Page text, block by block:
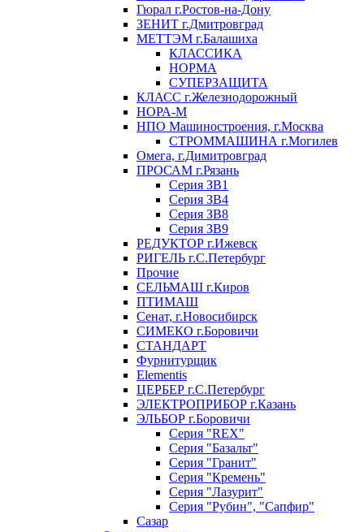
Гюрал г.Ростов-на-Дону
ЗЕНИТ г.Дмитровград
МЕТТЭМ г.Балашиха
КЛАССИКА
НОРМА
СУПЕРЗАЩИТА
КЛАСС г.Железнодорожный
НОРА-М
НПО Машиностроения, г.Москва
СТРОММАШИНА г.Могилев
Омега, г.Димитровград
ПРОСАМ г.Рязань
Серия ЗВ1
Серия ЗВ4
Серия ЗВ8
Серия ЗВ9
РЕДУКТОР г.Ижевск
РИГЕЛЬ г.С.Петербург
Прочие
СЕЛЬМАШ г.Киров
ПТИМАШ
Сенат, г.Новосибирск
СИМЕКО г.Боровичи
СТАНДАРТ
Фурнитурщик
Elementis
ЦЕРБЕР г.С.Петербург
ЭЛЕКТРОПРИБОР г.Казань
ЭЛЬБОР г.Боровичи
Серия "REX"
Серия "Базальт"
Серия "Гранит"
Серия "Кремень"
Серия "Лазурит"
Серия "Рубин", "Сапфир"
Сазар